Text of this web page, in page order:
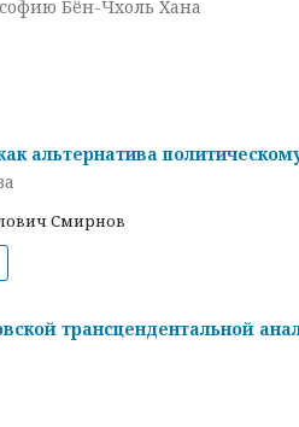
Бён-Чхоль Хана
альтернатива
Смирнов
трансцендентальной